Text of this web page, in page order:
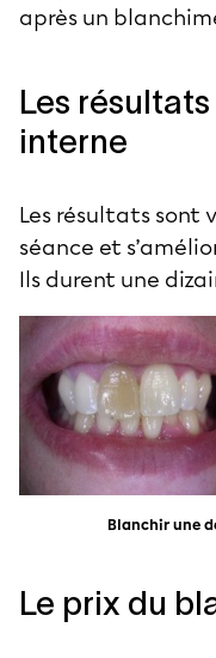
après un
Les
interne
Les résultats sont
séance et
Ils durent une
Blanchir une
Le prix du